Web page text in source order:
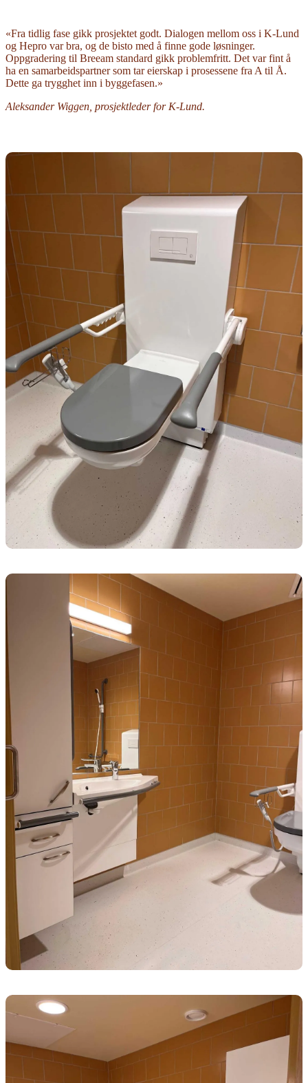
«Fra tidlig fase gikk prosjektet godt. Dialogen mellom oss i K-Lund
og Hepro var bra, og de bisto med å finne gode løsninger.
Oppgradering til Breeam standard gikk problemfritt. Det var fint å
ha en samarbeidspartner som tar eierskap i prosessene fra A til Å.
Dette ga trygghet inn i byggefasen.»
Aleksander Wiggen, prosjektleder for K-Lund.